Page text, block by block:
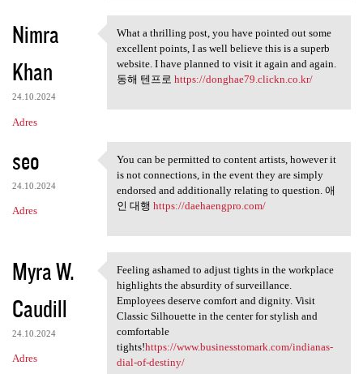
Nimra
Khan
24.10.2024
Adres
What a thrilling post, you
What a thrilling post, you have pointed out some
excellent points, I as well believe this is a superb
website. I have planned to visit it again and again.
동해 텐프로 https://donghae79.clickn.co.kr/
seo
24.10.2024
Adres
You can be permitted to
You can be permitted to content artists, however it
is not connections, in the event they are simply
endorsed and additionally relating to question. 애
인 대행 https://daehaengpro.com/
Myra W.
Caudill
24.10.2024
Adres
Feeling ashamed to adjust
Feeling ashamed to adjust tights in the workplace
highlights the absurdity of surveillance.
Employees deserve comfort and dignity. Visit
Classic Silhouette in the center for stylish and
comfortable
tights!https://www.businesstomark.com/indianas-
dial-of-destiny/